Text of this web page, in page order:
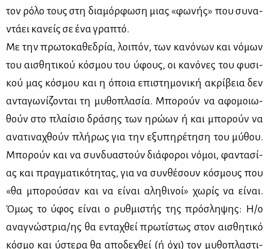
τον ρό­λο τους στη δια­μόρ­φω­ση μιας «φω­νής» που συ­να­
ντά­ει κα­νείς σε ένα γρα­πτό.
Με την πρω­το­κα­θε­δρία, λοι­πόν, των κα­νό­νων και νό­μων
του αι­σθη­τι­κού κό­σμου του ύφους, οι κα­νό­νες του φυ­σι­
κού μας κό­σμου και η όποια επι­στη­μο­νι­κή ακρί­βεια δεν
αντα­γω­νί­ζο­νται τη μυ­θο­πλα­σία. Μπο­ρούν να αφο­μοιω­
θούν στο πλαί­σιο δρά­σης των ηρώ­ων ή και μπο­ρούν να
ανα­τι­να­χθούν πλή­ρως για την εξυ­πη­ρέ­τη­ση του μύ­θου.
Μπο­ρούν και να συν­δυα­στούν διά­φο­ροι νό­μοι, φα­ντα­σί­
ας και πραγ­μα­τι­κό­τη­τας, για να συν­θέ­σουν κό­σμους που
«θα μπο­ρού­σαν και να εί­ναι αλη­θι­νοί» χω­ρίς να εί­ναι.
Όμως το ύφος εί­ναι ο ρυθ­μι­στής της πρό­σλη­ψης: Η/ο
ανα­γνώ­στρια/ης θα εντα­χθεί πρω­τί­στως στον αι­σθη­τι­κό
κό­σμο και ύστε­ρα θα απο­δε­χθεί (ή όχι) τον μυ­θο­πλα­στι­